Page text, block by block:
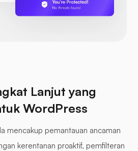
Lanjut yang
WordPress
mencakup pemantauan ancaman
kerentanan proaktif, pemfilteran